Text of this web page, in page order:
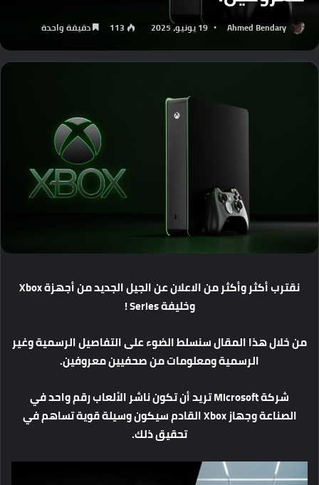
Ahmed Bendary 19 يونيو، 2025 113 دقيقة واحدة
نقتربأكثروأكثرمنالاعلانعنالجيلالجديدمنأجهزة
وخليفةSeries !
منخلالهذاالمقالسنسلطالضوءعلىالتفاصيلالرسميةوغير
الرسميةومعلوماتمنصحفيينمعروفين.
شركة
تريدأنتكونناشرالألعابرقمواحدفي
الصناعةوجهازXbox القادمسيكونوسيلةقويةتساهمفي
تحقيقذلك.